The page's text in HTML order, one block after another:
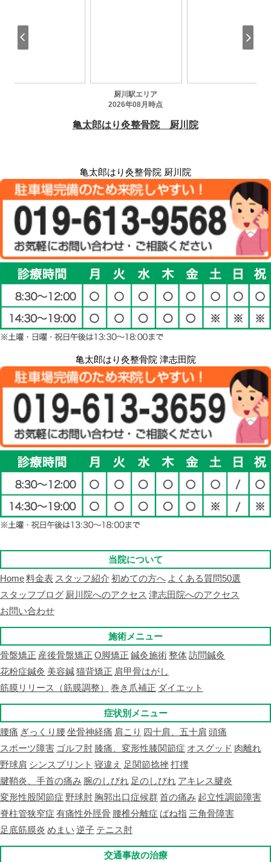
亀太郎はり灸整骨院 厨川院
亀太郎はり灸整骨院 津志田院
当院について
Home料金表 スタッフ紹介 初めての方へ よくある質問50選
スタッフブログ 厨川院へのアクセス 津志田院へのアクセス
お問い合わせ
施術メニュー
骨盤矯正 産後骨盤矯正 O脚矯正 鍼灸施術整体訪問鍼灸
花粉症鍼灸 美容鍼猫背矯正 肩甲骨はがし
筋膜リリース（筋膜調整）
巻き爪補正 ダイエット
症状別メニュー
腰痛 ぎっくり腰坐骨神経痛 肩こり 四十肩、五十肩 頭痛
スポーツ障害 ゴルフ肘 膝痛、変形性膝関節症 オスグッド 肉離れ
野球肩 シンスプリント 寝違え 足関節捻挫打撲
腱鞘炎、手首の痛み 腕のしびれ 足のしびれ アキレス腱炎
変形性股関節症 野球肘 胸郭出口症候群首の痛み 起立性調節障害
脊柱管狭窄症 有痛性外脛骨 腰椎分離症 ばね指 三角骨障害
足底筋膜炎 めまい 逆子 テニス肘
交通事故の治療